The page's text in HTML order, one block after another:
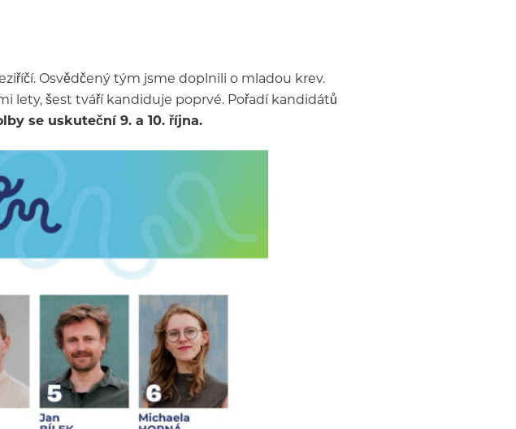
Osvědčený tým jsme doplnili o mladou krev.
lety, šest tváří kandiduje poprvé. Pořadí kandidátů
se uskuteční 9. a 10. října.